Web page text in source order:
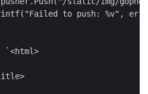
to push: %v", err)
`<html>